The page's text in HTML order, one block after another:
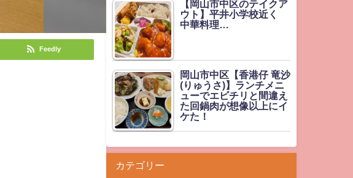
Feedly
【岡山市中区のテイクア
ウト】平井小学校近く
中華料理…
岡山市中区【香港仔 竜沙
(りゅうさ)】ランチメニ
ューでエビチリと間違え
た回鍋肉が想像以上にイ
ケた！
カテゴリー